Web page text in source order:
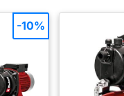
W et hauteur de
refoulement
jusqu'à 38 m
Fonctionnement
avec une faible
fréquence de
-10%